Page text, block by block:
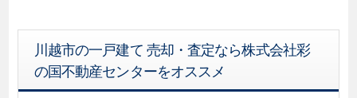
川越市の一戸建て 売却・査定なら株式会社彩
の国不動産センターをオススメ